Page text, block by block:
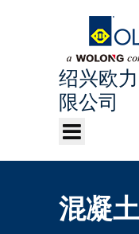
绍兴欧
限公司
混凝